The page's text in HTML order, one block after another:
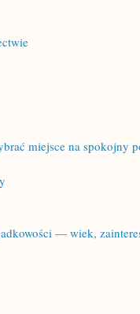
miejsce na spokojny
— wiek,